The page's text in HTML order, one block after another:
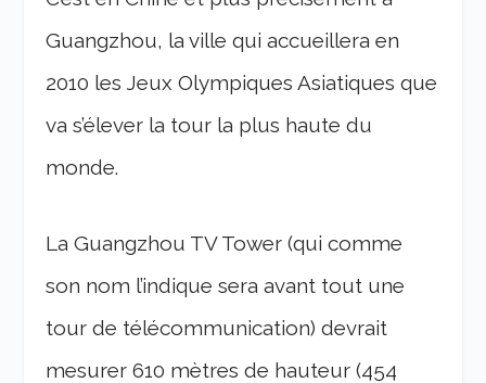
Guangzhou, la ville qui accueillera en
2010 les Jeux Olympiques Asiatiques que
va s’élever la tour la plus haute du
monde.
La Guangzhou TV Tower (qui comme
son nom l’indique sera avant tout une
tour de télécommunication) devrait
mesurer 610 mètres de hauteur (454